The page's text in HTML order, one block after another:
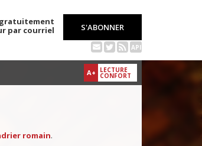
gratuitement
par courriel
S'ABONNER
API
A+ LECTURE
CONFORT
romain.